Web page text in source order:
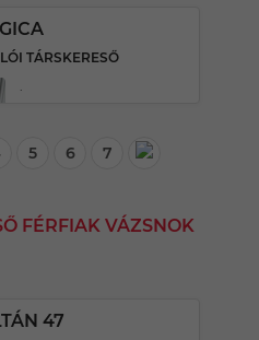
TÁRSKERESŐ
.
5 6 7
FÉRFIAK VÁZSNOK
47